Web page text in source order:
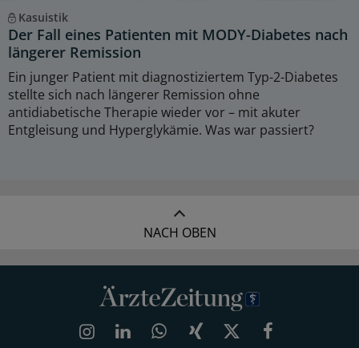
Kasuistik
Der Fall eines Patienten mit MODY-Diabetes nach
längerer Remission
Ein junger Patient mit diagnostiziertem Typ-2-Diabetes
stellte sich nach längerer Remission ohne
antidiabetische Therapie wieder vor – mit akuter
Entgleisung und Hyperglykämie. Was war passiert?
NACH OBEN